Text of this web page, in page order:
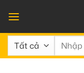
qua
nội
dung
Tìm